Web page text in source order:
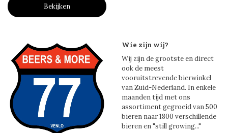
Bekijken
Wie zijn wij?
Wij zijn de grootste en direct
ook de meest
vooruitstrevende bierwinkel
van Zuid-Nederland. In enkele
maanden tijd met ons
assortiment gegroeid van 500
bieren naar 1800 verschillende
bieren en "still growing..."